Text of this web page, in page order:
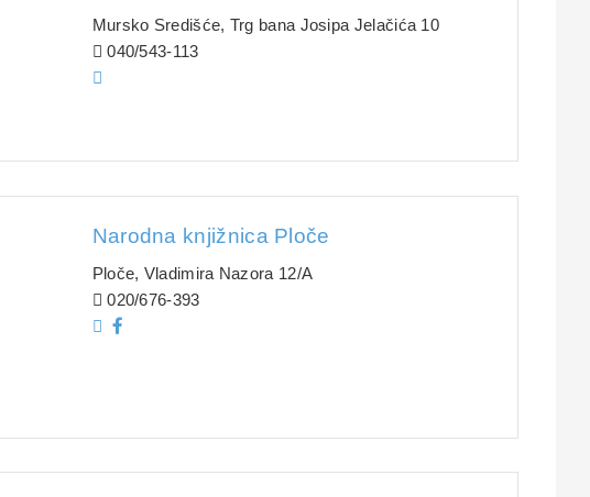
Mursko Središće, Trg bana Josipa Jelačića 10
040/543-113
Narodna knjižnica Ploče
Ploče, Vladimira Nazora 12/A
020/676-393